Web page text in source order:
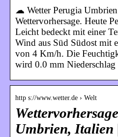
☁ Wetter Perugia
Wettervorhersage. Heute
Leicht bedeckt mit einer
Wind aus Süd Südost mit
von 4 Km/h. Die
wird 0.0 mm Niederschlag
http s://www.wetter.de › Welt
Umbrien, Italien